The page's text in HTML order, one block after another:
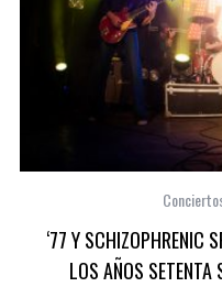
‘77 Y SCHIZOPHRENIC
LOS AÑOS